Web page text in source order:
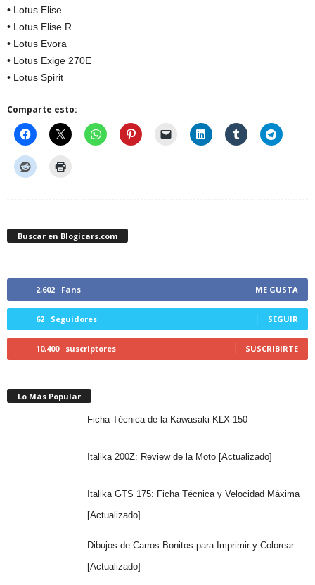
• Lotus Elise
• Lotus Elise R
• Lotus Evora
• Lotus Exige 270E
• Lotus Spirit
Comparte esto:
Buscar en Blogicars.com
2,602 Fans ME GUSTA
62 Seguidores SEGUIR
10,400 suscriptores SUSCRIBIRTE
Lo Más Popular
Ficha Técnica de la Kawasaki KLX 150
Italika 200Z: Review de la Moto [Actualizado]
Italika GTS 175: Ficha Técnica y Velocidad Máxima
[Actualizado]
Dibujos de Carros Bonitos para Imprimir y Colorear
[Actualizado]